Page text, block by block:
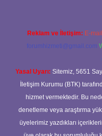
Reklam ve İletişim: E-
forumhizmeti@gmail.com
Yasal Uyarı: Sitemiz, 5651
İletişim Kurumu (BTK)
hizmet vermektedir. Bu
denetleme veya araştırma
üyelerimiz yazdıkları